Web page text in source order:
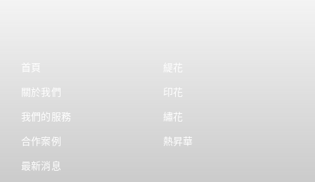
首頁
關於我們
我們的服務
合作案例
最新消息
緹花
印花
繡花
熱昇華